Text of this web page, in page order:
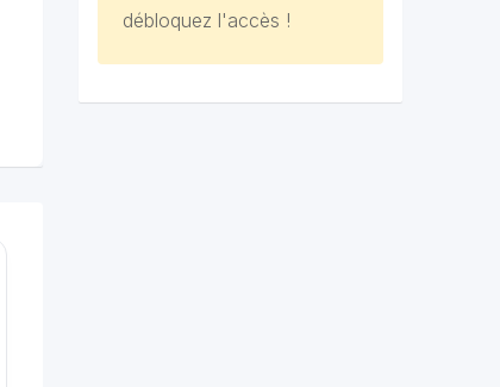
débloquez l'accès !